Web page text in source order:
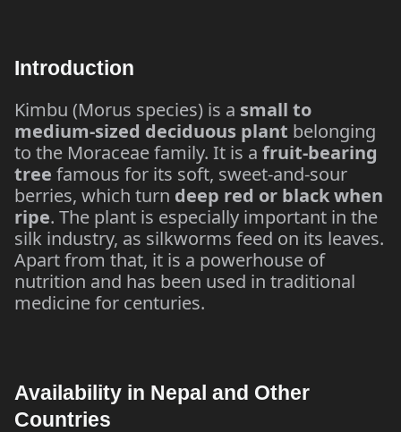
Introduction
Kimbu (Morus species) is a small to
medium-sized deciduous plant belonging
to the Moraceae family. It is a fruit-bearing
tree famous for its soft, sweet-and-sour
berries, which turn deep red or black when
ripe. The plant is especially important in the
silk industry, as silkworms feed on its leaves.
Apart from that, it is a powerhouse of
nutrition and has been used in traditional
medicine for centuries.
Availability in Nepal and Other
Countries